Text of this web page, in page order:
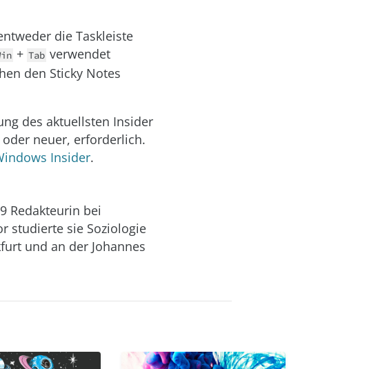
die Taskleiste
+ Tab verwendet
den Sticky Notes
des aktuellsten Insider
oder neuer, erforderlich.
Insider.
Redakteurin bei
studierte sie Soziologie
und an der Johannes